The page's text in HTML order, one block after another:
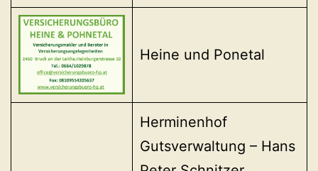
Heine und Ponetal
Herminenhof
Gutsverwaltung – Hans